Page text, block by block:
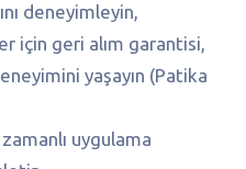
deneyimleyin,
için geri alım garantisi,
yaşayın (Patika
uygulama